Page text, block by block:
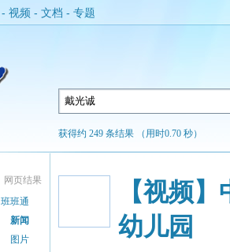
- 视频 - 文档 - 专题
获得约 249 条结果 （用时0.70 秒）
网页结果
班班通
新闻
图片
【视频
幼儿园